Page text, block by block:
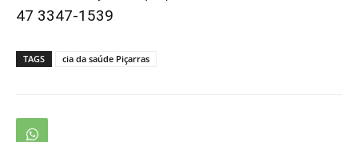
47 3347-1539
TAGS cia da saúde Piçarras